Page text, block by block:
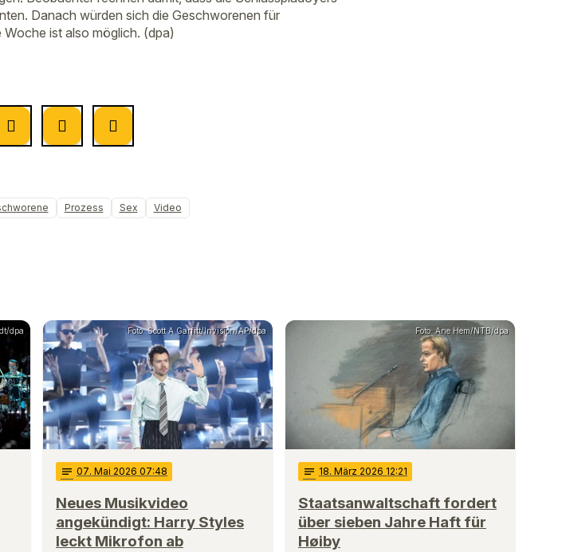
Danach würden sich die Geschworenen für
ist also möglich. (dpa)
Prozess Sex Video
dpa Foto: Scott A Garfitt/Invision/AP/dpa
notes 07. Mai 2026 07:48
Neues Musikvideo
angekündigt: Harry Styles
leckt Mikrofon ab
Foto: Ane Hem/NTB/dpa
notes 18. März 2026 12:21
Staatsanwaltschaft fordert
über sieben Jahre Haft für
Høiby